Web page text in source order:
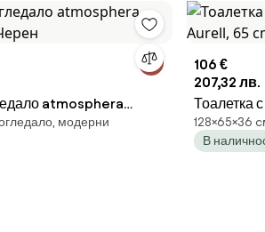
atmosphera
модерни
106 €
207,32 лв.
Тоалетка
Aurell, 65
128×65×36
В